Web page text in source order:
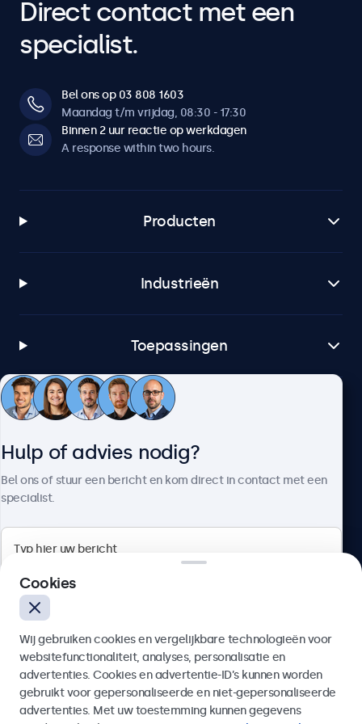
Software & compatibiliteit
Windows 8, 10, 11
Windows Embedded
Windows Embedded 8 Industry, Windows Embedded 8.1
macOS
Tahoe, Sequoia, Sonoma
Brightsign
Alle BrightsignOS versies
Samsung DeX
Aansluitingen
1x
HDMI ingang
1x
USB-C
1x ondersteunt video, audio en touch
USB-A
Via de meegeleverde USB-C naar USB-A adapter. Deze
activeert enkel de touch functionaliteit en dient
gecombineerd te worden met HDMI, DisplayPort of VGA
voor beeld.
Direct contact met een
specialist.
Bel ons op 03 808 1603
Maandag t/m vrijdag, 08:30 - 17:30
Binnen 2 uur reactie op werkdagen
A response within two hours.
Producten
Industrieën
Toepassingen
Klantenservice
4.8/5 door 5000+ bedrijven
Nederlands
Hulp of advies nodig?
Bel ons of stuur een bericht en kom direct in contact met een
specialist.
Verzenden
Cookies
Wij gebruiken cookies en vergelijkbare technologieën voor
websitefunctionaliteit, analyses, personalisatie en
advertenties. Cookies en advertentie-ID’s kunnen worden
gebruikt voor gepersonaliseerde en niet-gepersonaliseerde
advertenties. Met uw toestemming kunnen gegevens